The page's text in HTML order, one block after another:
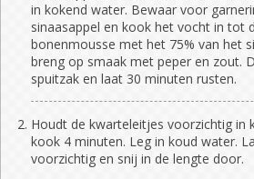
in kokend water. Bewaar voor
sinaasappel en kook het vocht in tot
bonenmousse met het 75% van het
breng op smaak met peper en zout.
spuitzak en laat 30 minuten rusten.
Houdt de kwarteleitjes voorzichtig in
kook 4 minuten. Leg in koud water.
voorzichtig en snij in de lengte door.